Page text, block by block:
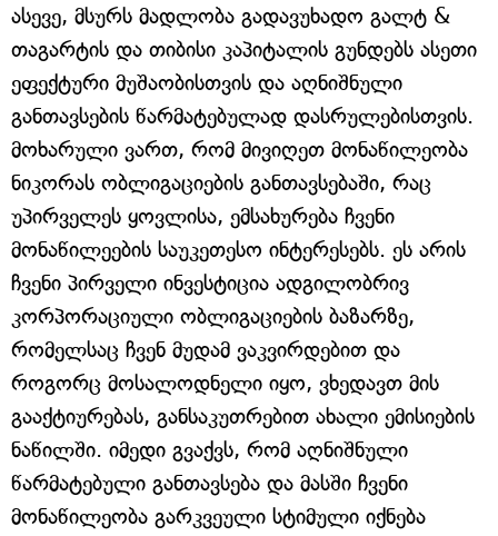
ასევე, მსურს მადლობა გადავუხადო გალტ &
თაგარტის და თიბისი კაპიტალის გუნდებს ასეთი
ეფექტური მუშაობისთვის და აღნიშნული
განთავსების წარმატებულად დასრულებისთვის.
მოხარული ვართ, რომ მივიღეთ მონაწილეობა
ნიკორას ობლიგაციების განთავსებაში, რაც
უპირველეს ყოვლისა, ემსახურება ჩვენი
მონაწილეების საუკეთესო ინტერესებს. ეს არის
ჩვენი პირველი ინვესტიცია ადგილობრივ
კორპორაციული ობლიგაციების ბაზარზე,
რომელსაც ჩვენ მუდამ ვაკვირდებით და
როგორც მოსალოდნელი იყო, ვხედავთ მის
გააქტიურებას, განსაკუთრებით ახალი ემისიების
ნაწილში. იმედი გვაქვს, რომ აღნიშნული
წარმატებული განთავსება და მასში ჩვენი
მონაწილეობა გარკვეული სტიმული იქნება